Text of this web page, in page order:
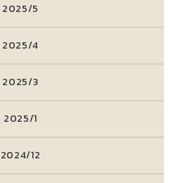
2025/5
2025/4
2025/3
2025/1
2024/12